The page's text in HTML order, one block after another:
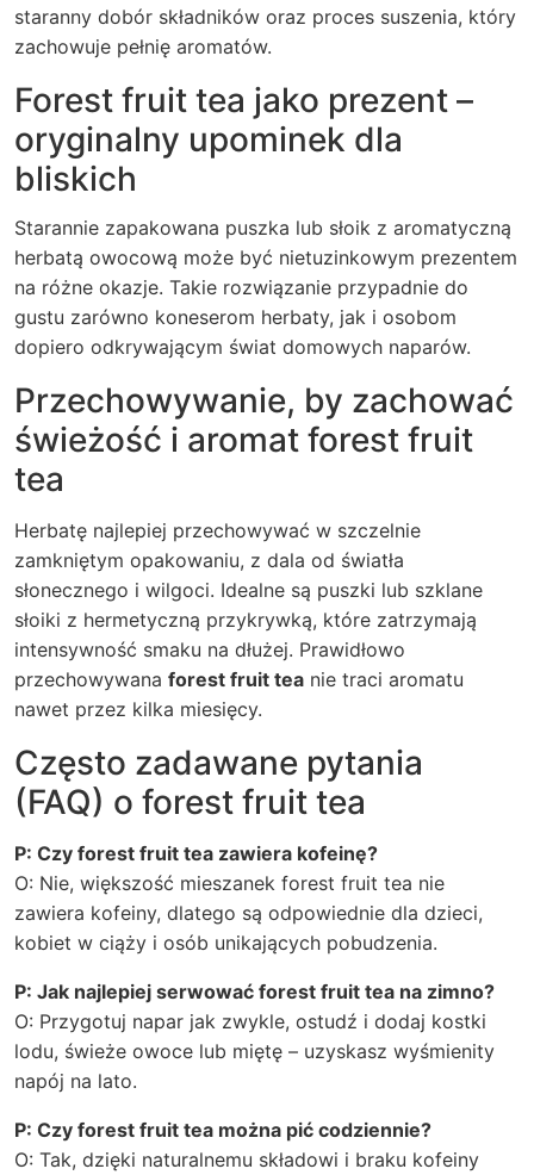
staranny dobór składników oraz proces suszenia, który
zachowuje pełnię aromatów.
Forest fruit tea jako prezent –
oryginalny upominek dla
bliskich
Starannie zapakowana puszka lub słoik z aromatyczną
herbatą owocową może być nietuzinkowym prezentem
na różne okazje. Takie rozwiązanie przypadnie do
gustu zarówno koneserom herbaty, jak i osobom
dopiero odkrywającym świat domowych naparów.
Przechowywanie, by zachować
świeżość i aromat forest fruit
tea
Herbatę najlepiej przechowywać w szczelnie
zamkniętym opakowaniu, z dala od światła
słonecznego i wilgoci. Idealne są puszki lub szklane
słoiki z hermetyczną przykrywką, które zatrzymają
intensywność smaku na dłużej. Prawidłowo
przechowywana forest fruit tea nie traci aromatu
nawet przez kilka miesięcy.
Często zadawane pytania
(FAQ) o forest fruit tea
P: Czy forest fruit tea zawiera kofeinę?
O: Nie, większość mieszanek forest fruit tea nie
zawiera kofeiny, dlatego są odpowiednie dla dzieci,
kobiet w ciąży i osób unikających pobudzenia.
P: Jak najlepiej serwować forest fruit tea na zimno?
O: Przygotuj napar jak zwykle, ostudź i dodaj kostki
lodu, świeże owoce lub miętę – uzyskasz wyśmienity
napój na lato.
P: Czy forest fruit tea można pić codziennie?
O: Tak, dzięki naturalnemu składowi i braku kofeiny